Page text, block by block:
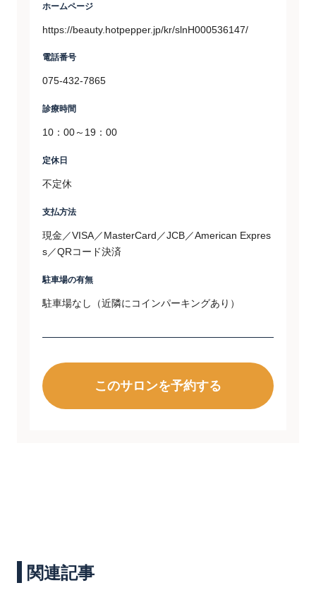
ホームページ
https://beauty.hotpepper.jp/kr/slnH000536147/
電話番号
075-432-7865
診療時間
10：00～19：00
定休日
不定休
支払方法
現金／VISA／MasterCard／JCB／American Expres
s／QRコード決済
駐車場の有無
駐車場なし（近隣にコインパーキングあり）
このサロンを予約する
関連記事